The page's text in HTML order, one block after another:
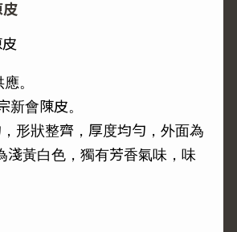
皮
。
新會陳皮。
形狀整齊，厚度均勻，外面為
淺黃白色，獨有芳香氣味，味